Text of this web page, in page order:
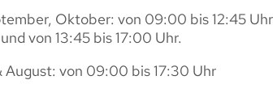
Oktober: von 09:00 bis 12:45 Uhr
und von 13:45 bis 17:00 Uhr.
August: von 09:00 bis 17:30 Uhr